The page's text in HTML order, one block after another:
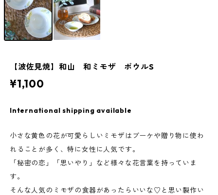
【波佐見焼】和山 和ミモザ ボウルS
¥1,100
International shipping available
小さな黄色の花が可愛らしいミモザはブーケや贈り物に使わ
れることが多く、特に女性に人気です。
「秘密の恋」「思いやり」など様々な花言葉を持っていま
す。
そんな人気のミモザの食器があったらいいな♡と思い製作い